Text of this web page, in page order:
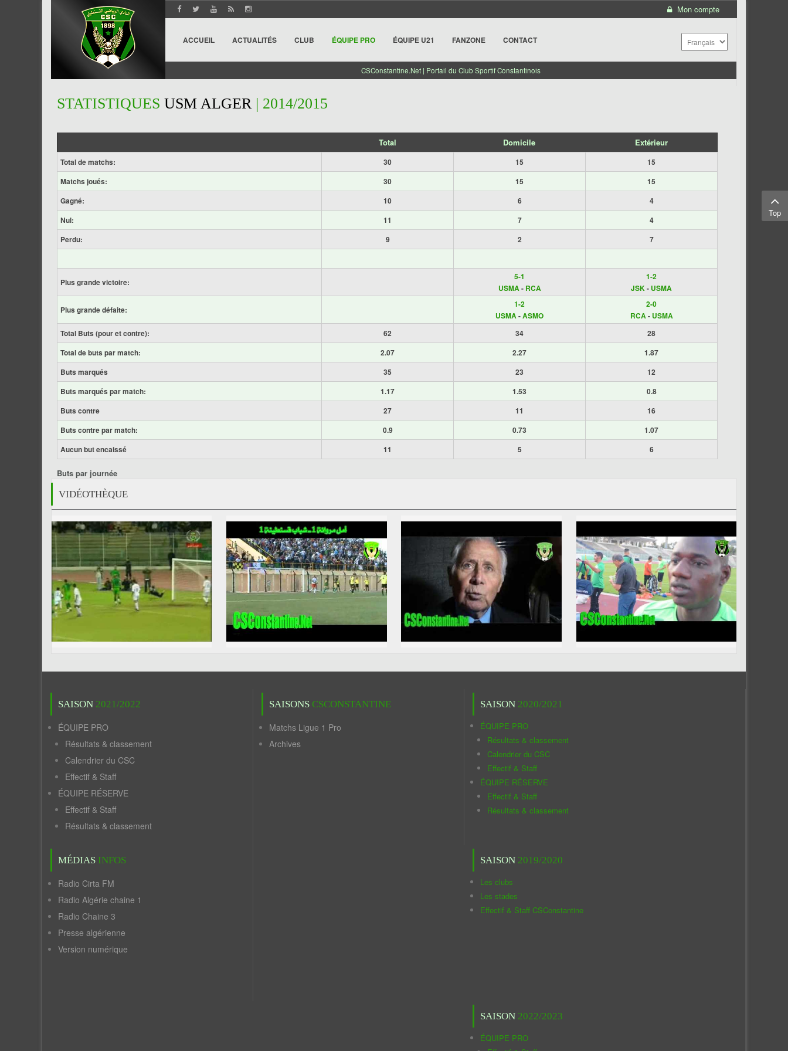
Mon compte
ACCUEIL ACTUALITÉS CLUB ÉQUIPE PRO ÉQUIPE U21 FANZONE CONTACT
CSConstantine.Net | Portail du Club Sportif Constantinois
STATISTIQUES USM ALGER| 2014/2015
Total Domicile Extérieur
Total de matchs: 30 15
15
Matchs joués:
30 15
15
Gagné:
10 6
4
Nul:
11 7
4
Perdu:
9 2 7
Plus grande victoire:
5-1
USMA- RCA
1-2
JSK- USMA
Plus grande défaite:
1-2
USMA-ASMO
2-0
RCA- USMA
Total Buts (pour et contre):
62 34
28
Total de buts par match:
2.07 2.27
1.87
Buts marqués
35 23
12
Buts marqués par match:
1.17 1.53
0.8
Buts contre
27 11
16
Buts contre par match:
0.9 0.73
1.07
Aucun but encaissé
11 5 6
Buts par journée
VIDÉOTHÈQUE
SAISON 2021/2022
ÉQUIPE PRO
Résultats & classement
Calendrier du CSC
Effectif & Staff
ÉQUIPE RÉSERVE
Effectif & Staff
Résultats & classement
MÉDIAS INFOS
Radio Cirta FM
Radio Algérie chaine 1
Radio Chaine 3
Presse algérienne
Version numérique
SAISONS CSCONSTANTINE
Matchs Ligue 1 Pro
Archives
SAISON 2020/2021
ÉQUIPE PRO
Résultats & classement
Calendrier du CSC
Effectif & Staff
ÉQUIPE RÉSERVE
Effectif & Staff
Résultats & classement
SAISON 2019/2020
Les clubs
Les stades
Effectif & Staff CSConstantine
SAISON 2022/2023
ÉQUIPE PRO
Top